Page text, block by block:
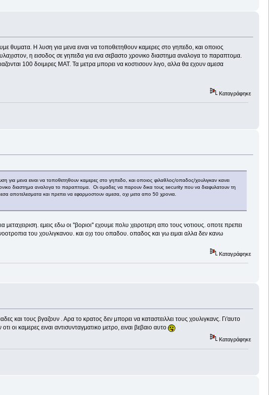
θυματα. Η λυση για μενα ειναι να τοποθετηθουν καμερες στο γηπεδο, και οποιος
η εισοδος σε γηπεδα για ενα σεβαστο χρονικο διαστημα αναλογα το παραπτομα.
100 δοιμιρες ΜΑΤ. Τα μετρα μπορει να κοστισουν λιγο, αλλα θα εχουν αμεσα
Καταγράφηκε
μενα ειναι να τοποθετηθουν καμερες στο γηπεδο, και οποιος φιλαθλος/οπαδος/χουλιγκαν κανει
διαστημα αναλογα το παραπτομα. Οι ομαδες να παρουν δικα τους security που να διαφυλατουν τη
αποτελεσματα και πρεπει να εφαρμοστουν αμεσα, οχι μετα απο 50 χρονια.
εμεις εδω οι ''βοριοι'' εχουμε πολυ χειροτερη απο τους νοτιους. οποτε πρεπει
του χουλιγκανου. και οχι του οπαδου. οπαδος και γω ειμαι αλλα δεν κανω
Καταγράφηκε
και τους βγαζουν . Αρα το κρατος δεν μπορει να καταστειλλει τους χουλιγκανς. Γι'αυτο
καμερες ειναι αντισυνταγματικο μετρο, ειναι βεβαιο αυτο
Καταγράφηκε